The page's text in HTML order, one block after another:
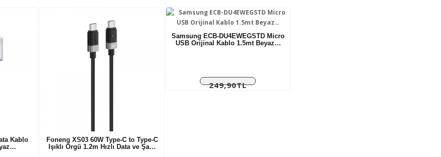
Kablo
Foneng XS03 60W Type-C to Type-C
Işıklı Örgü 1.2m Hızlı Data ve Şa…
Samsung ECB-DU4EWEGSTD Micro
USB Orijinal Kablo 1.5mt Beyaz…
249,90TL